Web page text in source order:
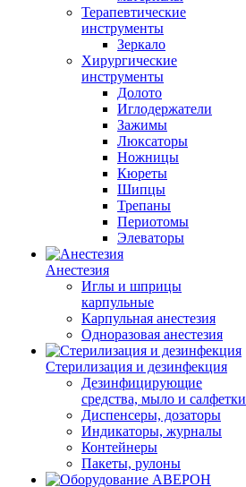
Терапевтические
инструменты
Зеркало
Хирургические
инструменты
Долото
Иглодержатели
Зажимы
Люксаторы
Ножницы
Кюреты
Шипцы
Трепаны
Периотомы
Элеваторы
Анестезия
Иглы и шприцы
карпульные
Карпульная анестезия
Одноразовая анестезия
Стерилизация и дезинфекция
Дезинфицирующие
средства, мыло и салфетки
Диспенсеры, дозаторы
Индикаторы, журналы
Контейнеры
Пакеты, рулоны